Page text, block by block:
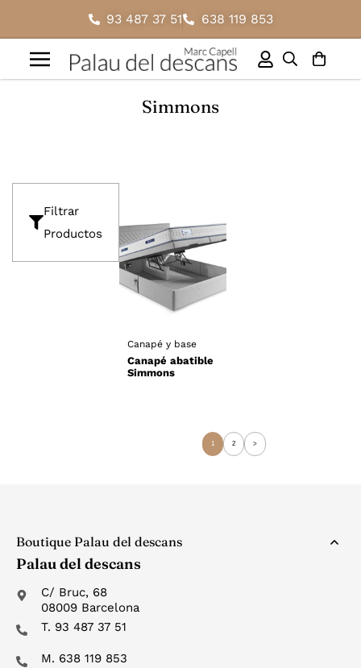
93 487 37 51 638 119 853
Simmons
Filtrar
Productos
Canapé y base
Canapé abatible
Simmons
1 2 >
Boutique Palau del descans
Palau del descans
C/ Bruc, 68
08009 Barcelona
T. 93 487 37 51
M. 638 119 853